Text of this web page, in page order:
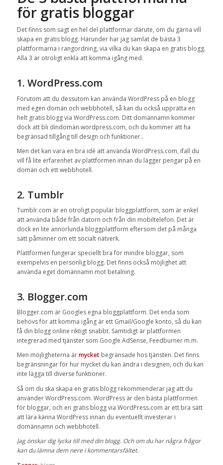
för gratis bloggar
Det finns som sagt en hel del plattformar därute, om du gärna vill
skapa en gratis blogg. Härunder har jag samlat de bästa 3
plattformarna i rangordning, via vilka du kan skapa en gratis blogg.
Alla 3 är otroligt enkla att komma igång med.
1. WordPress.com
Förutom att du dessutom kan använda WordPress på en blogg
med egen domän och webbhotell, så kan du också upprätta en
helt gratis blogg via WordPress.com. Ditt domännamn kommer
dock att bli dindomän.wordpress.com, och du kommer att ha
begränsad tillgång till design och funktioner..
Men det kan vara en bra idé att använda WordPress.com, ifall du
vill få lite erfarenhet av plattformen innan du lägger pengar på en
domän och ett webbhotell.
2. Tumblr
Tumblr.com är en otroligt populär bloggplattform, som är enkel
att använda både från datorn och från din mobiltelefon. Det är
dock en lite annorlunda bloggplattform eftersom det på många
sätt påminner om ett socialt nätverk.
Plattformen fungerar speciellt bra för mindre bloggar, som
exempelvis en personlig blogg. Det finns också möjlighet att
använda eget domännamn mot betalning.
3. Blogger.com
Blogger.com är Googles egna bloggplattform. Det enda som
behövs för att komma igång är ett Gmail/Google konto, så du kan
få din blogg online riktigt snabbt. Samtidigt är plattformen
integrerad med tjänster som Google AdSense, Feedburner m.m.
Men möjligheterna ärmycketbegränsade hos tjänsten. Det finns
begränsningar för hur mycket du kan ändra i designen, och du kan
inte lägga till diverse funktioner.
Så om du ska skapa en gratis blogg rekommenderar jag att du
använder WordPress.com. WordPress är den bästa plattformen
för bloggar, och en gratis blogg via WordPress.com är ett bra sätt
att lära känna WordPress innan du eventuellt investerar i
domännamn och webbhotell.
Jag önskar dig lycka till med din blogg. Och om du har några frågor
kan du lämna dem nere i kommentarsfältet.